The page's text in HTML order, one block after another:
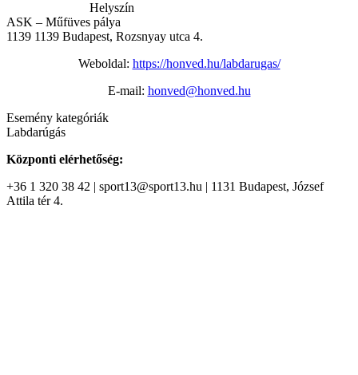
Helyszín
ASK – Műfüves pálya
1139 1139 Budapest, Rozsnyay utca 4.
Weboldal: https://honved.hu/labdarugas/
E-mail: honved@honved.hu
Esemény kategóriák
Labdarúgás
Központi elérhetőség:
+36 1 320 38 42 | sport13@sport13.hu | 1131 Budapest, József
Attila tér 4.